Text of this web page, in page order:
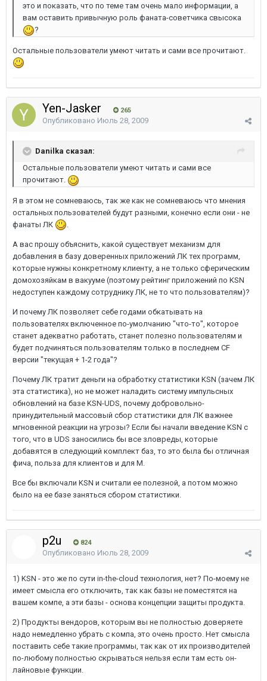
это и показать, что по теме там очень мало информации, а
вам оставить привычную роль фаната-советчика свысока
?
Остальные пользователи умеют читать и сами все прочитают.
Yen-Jasker 265
Опубликовано Июль 28, 2009
Danilka сказал:
Остальные пользователи умеют читать и сами все
прочитают.
Я в этом не сомневаюсь, так же как не сомневаюсь что мнения
остальных пользователей будут разными, конечно если они - не
фанаты ЛК
А вас прошу объяснить, какой существует механизм для
добавления в базу доверенных приложений ЛК тех программ,
которые нужны конкретному клиенту, а не только сферическим
домохозяйкам в вакууме (поэтому рейтинг приложений по KSN
недоступен каждому сотруднику ЛК, не то что пользователям)?
И почему ЛК позволяет себе годами обкатывать на
пользователях включенное по-умолчанию "что-то", которое
станет адекватно работать, станет полезно пользователям и
будет подчиняться пользователям только в последнем CF
версии "текущая + 1-2 года"?
Почему ЛК тратит деньги на обработку статистики KSN (зачем ЛК
эта статистика), но не может наладить систему импульсных
обновлений на базе KSN-UDS, почему добровольно-
принудительный массовый сбор статистики для ЛК важнее
мгновенной реакции на угрозы? Если бы начали введение KSN с
того, что в UDS заносились бы все зловреды, которые
добавятся в следующий комплект баз, то это была бы отличная
фича, польза для клиентов и для М.
Все бы включали KSN и считали ее полезной, а потом можно
было на ее базе заняться сбором статистики.
p2u 824
Опубликовано Июль 28, 2009
1) KSN - это же по сути in-the-cloud технология, нет? По-моему не
имеет смысла его отключить, так как базы не поместятся на
вашем компе, а эти базы - основа концепции защиты продукта.
2) Продукты вендоров, которым вы не полностью доверяете
надо немедленно убрать с компа, это очень просто. Нет смысла
поставить себе такие программы, так как от их производителей
по-любому полностью скрываться нельзя если там есть он-
лайновые функции.